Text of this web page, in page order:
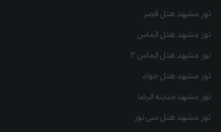
تور مشهد هتل قصر
تور مشهد هتل الماس
تور مشهد هتل الماس 2
تور مشهد هتل جواد
تور مشهد مدینه الرضا
تور مشهد هتل سی نور